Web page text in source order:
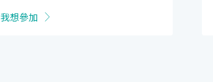
我想參加